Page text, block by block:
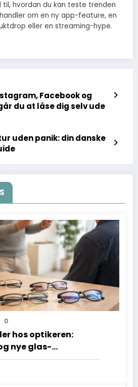
hvordan du kan teste trenden
om en ny app-feature, en
eller en streaming-hype.
Facebook og
du at låse dig selv ude
uden panik: din danske
0
hos optikeren:
nye glas-